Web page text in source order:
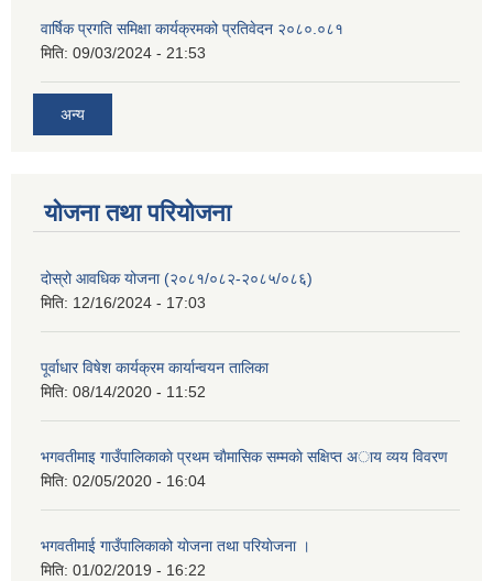
वार्षिक प्रगति समिक्षा कार्यक्रमको प्रतिवेदन २०८०.०८१
मिति: 09/03/2024 - 21:53
अन्य
योजना तथा परियोजना
दोस्रो आवधिक योजना (२०८१/०८२-२०८५/०८६)
मिति: 12/16/2024 - 17:03
पूर्वाधार विषेश कार्यक्रम कार्यान्वयन तालिका
मिति: 08/14/2020 - 11:52
भगवतीमाइ गाउँपालिकाकाे प्रथम चाैमासिक सम्मकाे सक्षिप्त अाय व्यय विवरण
मिति: 02/05/2020 - 16:04
भगवतीमाई गाउँपालिकाको याेजना तथा परियाेजना ।
मिति: 01/02/2019 - 16:22